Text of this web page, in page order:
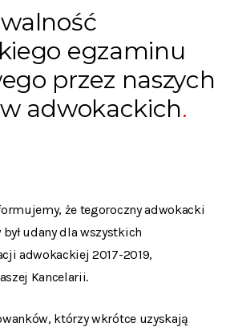
egzaminu
przez naszych
adwokackich
że tegoroczny adwokacki
udany dla wszystkich
adwokackiej 2017-2019,
Kancelarii.
którzy wkrótce uzyskają